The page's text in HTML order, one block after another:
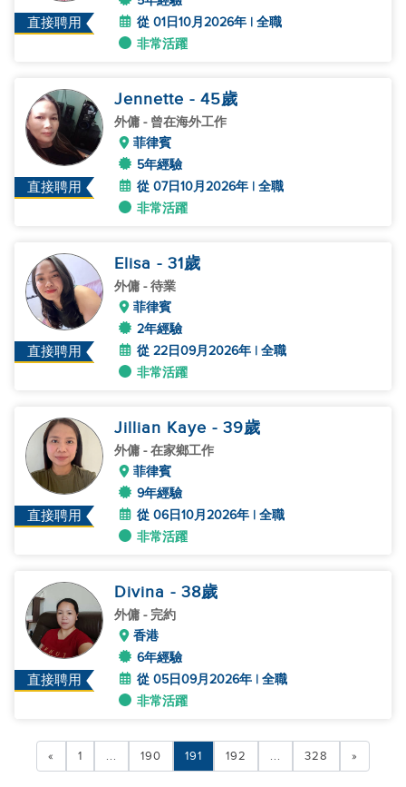
直接聘用
從 01日10月2026年 | 全職
非常活躍
直接聘用
Jennette - 45歲
外傭 - 曾在海外工作
菲律賓
5年經驗
從 07日10月2026年 | 全職
非常活躍
直接聘用
Elisa - 31歲
外傭 - 待業
菲律賓
2年經驗
從 22日09月2026年 | 全職
非常活躍
直接聘用
Jillian Kaye - 39歲
外傭 - 在家鄉工作
菲律賓
9年經驗
從 06日10月2026年 | 全職
非常活躍
直接聘用
Divina - 38歲
外傭 - 完約
香港
6年經驗
從 05日09月2026年 | 全職
非常活躍
« 1 ... 190 191 192 ... 328 »